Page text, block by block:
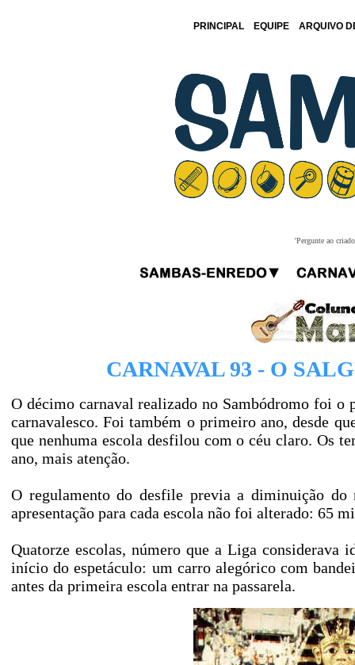
PRINCIPAL EQUIPE ARQUIVO
'Pergunte ao
CARNAVAL 93 - O
O décimo carnaval realizado no Sambódromo foi o
carnavalesco. Foi também o primeiro ano, desde
que nenhuma escola desfilou com o céu claro. Os
ano, mais atenção.
O regulamento do desfile previa a diminuição
apresentação para cada escola não foi alterado: 65
Quatorze escolas, número que a Liga
início do espetáculo: um carro alegórico com
antes da primeira escola entrar na passarela.